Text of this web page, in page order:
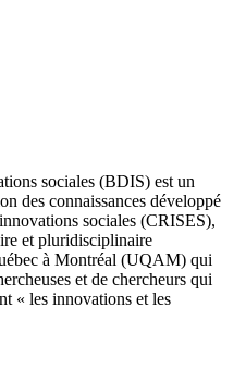
sociales (BDIS) est un
des connaissances développé
sociales (CRISES),
et pluridisciplinaire
à Montréal (UQAM) qui
et de chercheurs qui
« les innovations et les